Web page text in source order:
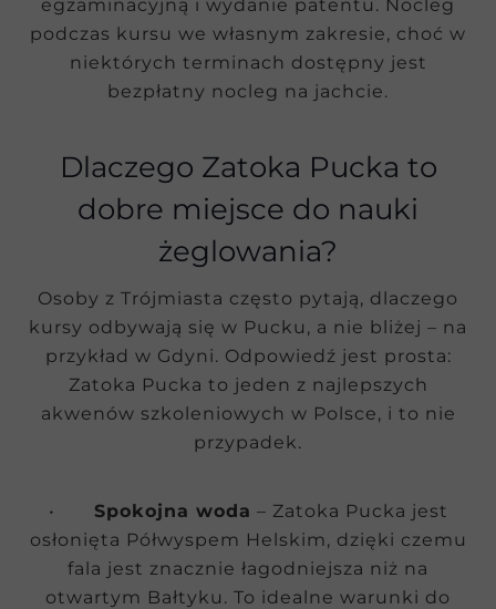
egzaminacyjną i wydanie patentu. Nocleg
podczas kursu we własnym zakresie, choć w
niektórych terminach dostępny jest
bezpłatny nocleg na jachcie.
Dlaczego Zatoka Pucka to
dobre miejsce do nauki
żeglowania?
Osoby z Trójmiasta często pytają, dlaczego
kursy odbywają się w Pucku, a nie bliżej – na
przykład w Gdyni. Odpowiedź jest prosta:
Zatoka Pucka to jeden z najlepszych
akwenów szkoleniowych w Polsce, i to nie
przypadek.
• Spokojna woda – Zatoka Pucka jest
osłonięta Półwyspem Helskim, dzięki czemu
fala jest znacznie łagodniejsza niż na
otwartym Bałtyku. To idealne warunki do